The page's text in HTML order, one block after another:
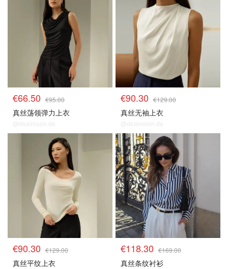
€66.50 €95.00
真丝荡领弹力上衣
@dealmoon.de
€90.30 €129.00
真丝无袖上衣
@dealmoon.de
€90.30 €129.00
真丝平纹上衣
€118.30 €169.00
真丝条纹衬衫